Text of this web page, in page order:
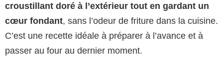
croustillant doré à l’extérieur tout en gardant un
cœur fondant, sans l’odeur de friture dans la cuisine.
C’est une recette idéale à préparer à l’avance et à
passer au four au dernier moment.